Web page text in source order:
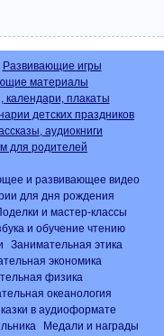
Развивающие игры
материалы
календари, плакаты
детских праздников
аудиокниги
для родителей
и развивающее видео
для дня рождения
и мастер-классы
и обучение чтению
Занимательная этика
экономика
физика
океанология
в аудиоформате
Медали и награды